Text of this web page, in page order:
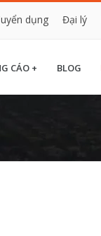
dụng Đại lý
CÁO + BLOG